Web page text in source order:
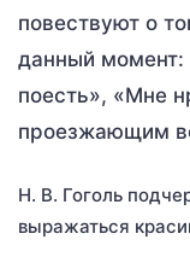
повествуют о
данный
поесть», «Мне
проезжающим
Н. В. Гоголь
выражаться